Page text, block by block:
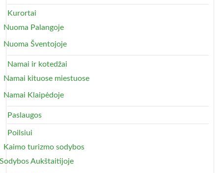
Kurortai
Nuoma Palangoje
Nuoma Šventojoje
Namai ir kotedžai
Namai kituose miestuose
Namai Klaipėdoje
Paslaugos
Poilsiui
Kaimo turizmo sodybos
Sodybos Aukštaitijoje